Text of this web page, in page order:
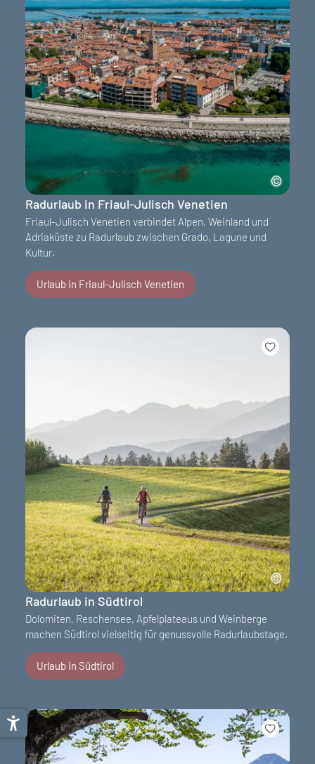
Radurlaub in Friaul-Julisch Venetien
Friaul-Julisch Venetien verbindet Alpen, Weinland und
Adriaküste zu Radurlaub zwischen Grado, Lagune und
Kultur.
Urlaub in Friaul-Julisch Venetien
Radurlaub in Südtirol
Dolomiten, Reschensee, Apfelplateaus und Weinberge
machen Südtirol vielseitig für genussvolle Radurlaubstage.
Urlaub in Südtirol